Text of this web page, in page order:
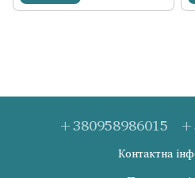
+380958986015
Контактна